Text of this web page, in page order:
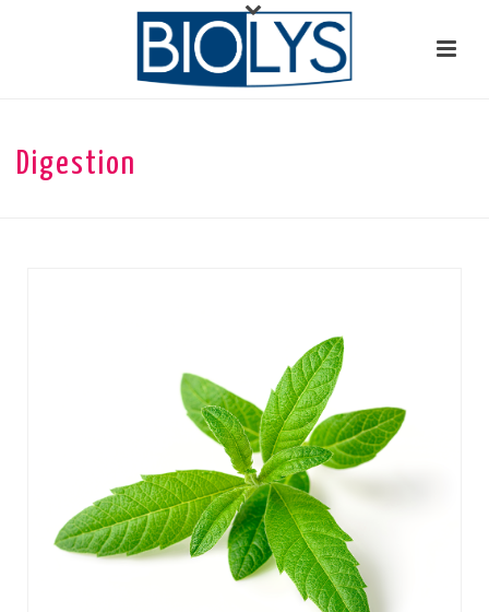
Digestion